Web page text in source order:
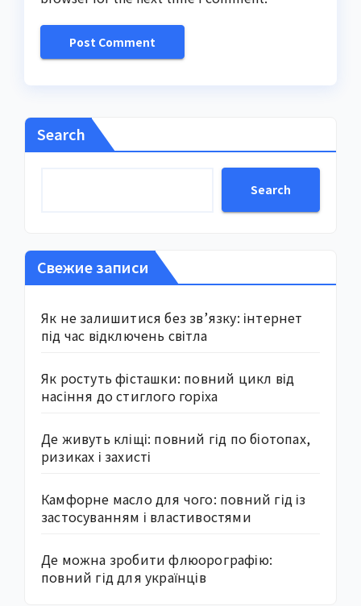
Search
Search
Свежие записи
Як не залишитися без зв’язку: інтернет
під час відключень світла
Як ростуть фісташки: повний цикл від
насіння до стиглого горіха
Де живуть кліщі: повний гід по біотопах,
ризиках і захисті
Камфорне масло для чого: повний гід із
застосуванням і властивостями
Де можна зробити флюорографію:
повний гід для українців